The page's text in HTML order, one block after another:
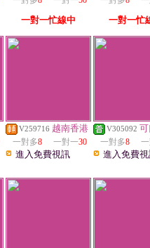
一對一忙線中 一對一忙
V259716 越南香港
一對多8 一對一30
進入免費視訊
V305092
一對多8
進入免費